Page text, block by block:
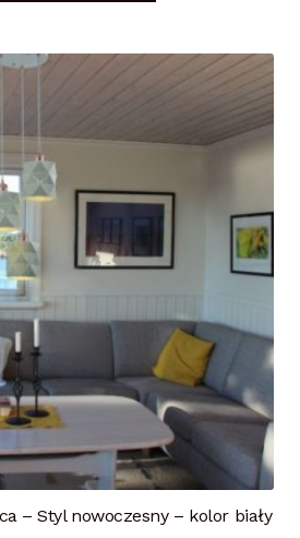
– Styl nowoczesny – kolor biały